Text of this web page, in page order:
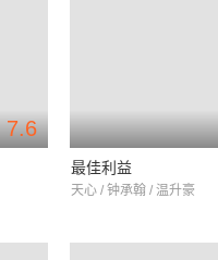
7.6
最佳利益
天心 / 钟承翰 / 温升豪